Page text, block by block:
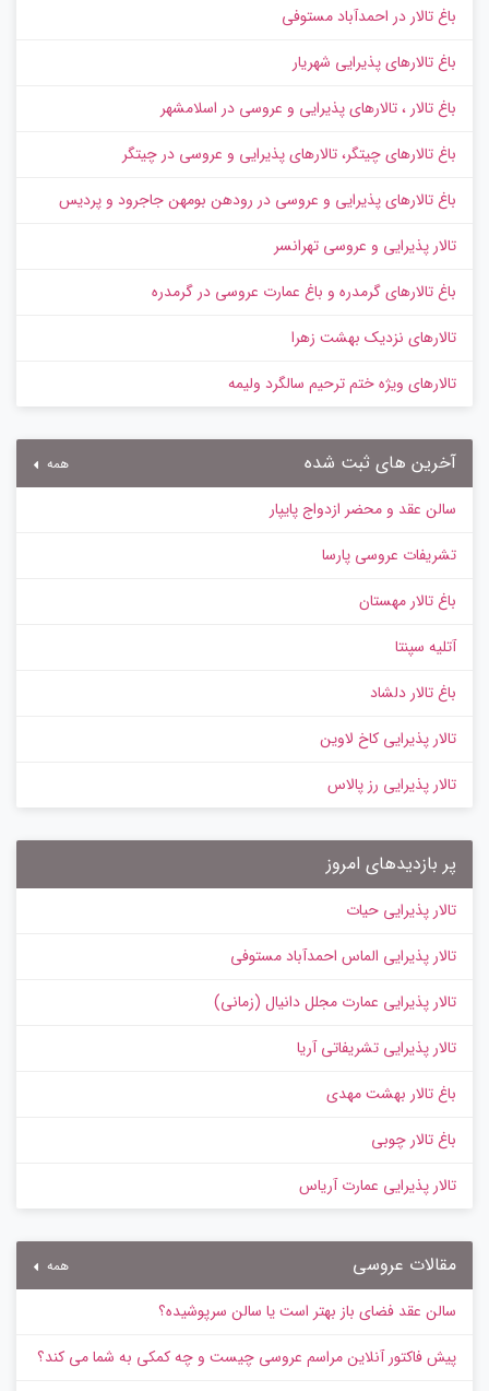
باغ تالار در احمدآباد مستوفی
باغ تالارهای پذیرایی شهریار
باغ تالار ، تالارهای پذیرایی و عروسی در اسلامشهر
باغ تالارهای چیتگر، تالارهای پذیرایی و عروسی در چیتگر
باغ تالارهای پذیرایی و عروسی در رودهن بومهن جاجرود و پردیس
تالار پذیرایی و عروسی تهرانسر
باغ تالارهای گرمدره و باغ عمارت عروسی در گرمدره
تالارهای نزدیک بهشت زهرا
تالارهای ویژه ختم ترحیم سالگرد ولیمه
آخرین های ثبت شده همه
سالن عقد و محضر ازدواج پایپار
تشریفات عروسی پارسا
باغ تالار مهستان
آتلیه سپنتا
باغ تالار دلشاد
تالار پذیرایی کاخ لاوین
تالار پذیرایی رز پالاس
پر بازدیدهای امروز
تالار پذیرایی حیات
تالار پذیرایی الماس احمدآباد مستوفی
تالار پذیرایی عمارت مجلل دانیال (زمانی)
تالار پذیرایی تشریفاتی آریا
باغ تالار بهشت مهدی
باغ تالار چوبی
تالار پذیرایی عمارت آریاس
مقالات عروسی همه
سالن عقد فضای باز بهتر است یا سالن سرپوشیده؟
پیش‌ فاکتور آنلاین مراسم عروسی چیست و چه کمکی به شما می کند؟